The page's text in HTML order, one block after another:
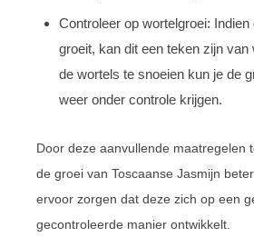
Controleer op wortelgroei: Indien
groeit, kan dit een teken zijn van
de wortels te snoeien kun je de
weer onder controle krijgen.
Door deze aanvullende maatregelen
de groei van Toscaanse Jasmijn
ervoor zorgen dat deze zich op een
gecontroleerde manier ontwikkelt.